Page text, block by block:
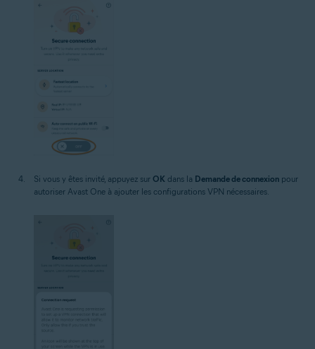
Si vous y êtes invité, appuyez sur OK dans la Demande de connexion pour
autoriser Avast One à ajouter les configurations VPN nécessaires.